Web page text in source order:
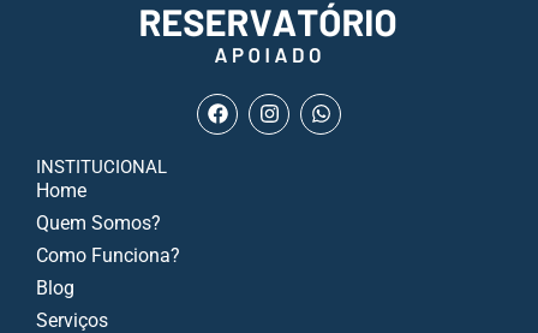
INSTITUCIONAL
Home
Quem Somos?
Como Funciona?
Blog
Serviços